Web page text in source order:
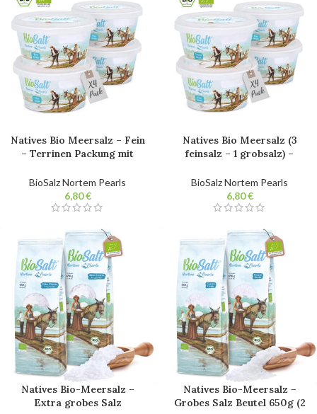
Natives Bio Meersalz – Fein
– Terrinen Packung mit
Gourmetsalz. Nicht
raffiniert. Ohne Zusatzstoffe.
BioSalz Nortem Pearls
€
Natives Bio Meersalz (3
feinsalz – 1 grobsalz) –
4x200g. 100% natürliches
Gourmetsalz. Nicht
raffiniert. Ohne Zusatzstoffe.
BioSalz Nortem Pearls
€
Natives Bio-Meersalz –
Extra grobes Salz
Natives Bio-Meersalz –
Grobes Salz Beutel 650g (2